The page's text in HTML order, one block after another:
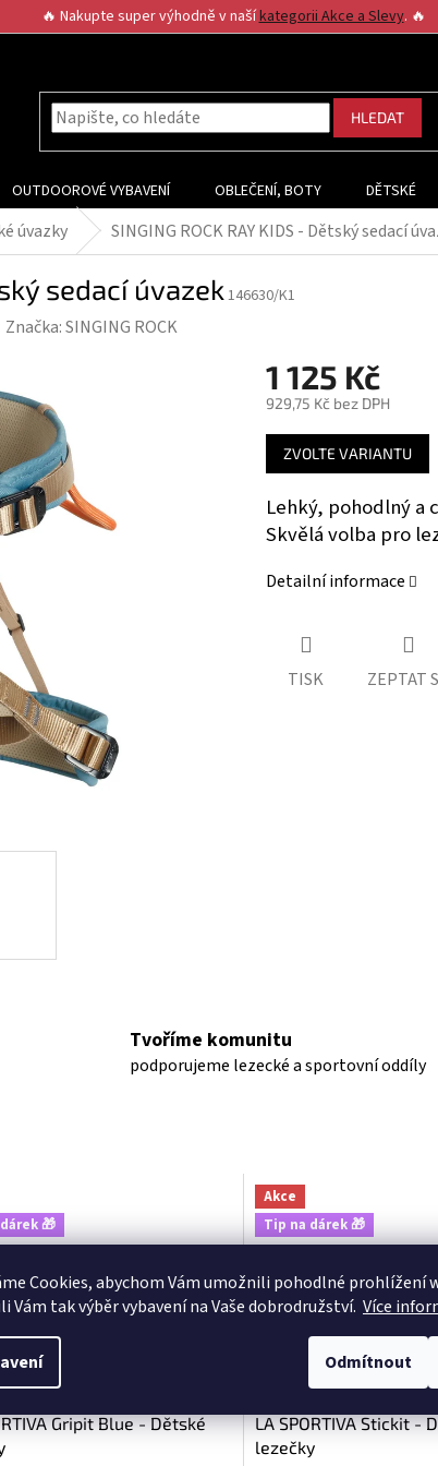
Cookies, abychom Vámumožnili pohodlné prohlížení
Vám tak výběr vybavení na Vaše dobrodružství. Více
Odmítnout
🔥 Nakupte super výhodně v našíkategorii Akce a Slevy. 🔥
HLEDAT
OUTDOOROVÉ VYBAVENÍ OBLEČENÍ, BOTY DĚTSKÉ
úvazky SINGING ROCK RAY KIDS - Dětský sedací
sedací úvazek 146630/K1
Značka:SINGING ROCK
1 125 Kč
929,75 Kč bez DPH
Měrná
cena:
ZVOLTE VARIANTU
Lehký, pohodlný a
Skvělá volba pro
Detailní informace
TISK ZEPTAT
Tvoříme komunitu
podporujeme lezecké a sportovní oddíly
🎁
Gripit Blue - Dětské
Akce
Tip na dárek 🎁
LA SPORTIVA Stickit -
lezečky